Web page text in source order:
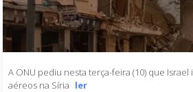
A ONU pediu nesta terça-feira (10) que
aéreos na Síria ler